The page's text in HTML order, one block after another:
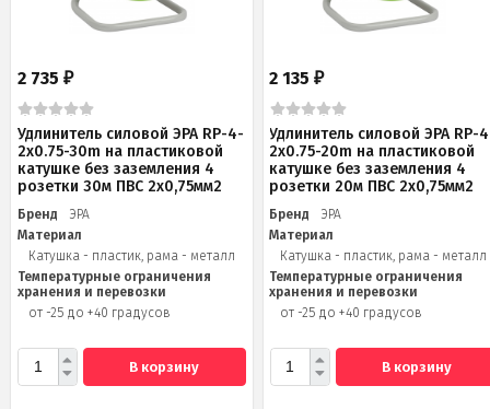
2 735 ₽
Удлинитель силовой ЭРА RP-4-
2x0.75-30m на пластиковой
катушке без заземления 4
розетки 30м ПВС 2х0,75мм2
Бренд
ЭРА
Материал
Катушка - пластик, рама - металл
Температурные ограничения
хранения и перевозки
от -25 до +40 градусов
В корзину
2 135₽
Удлинитель силовой ЭРА RP-
2x0.75-20m на пластиковой
катушке без заземления 4
розетки 20м ПВС 2х0,75мм2
Бренд
ЭРА
Материал
Катушка - пластик, рама - металл
Температурные ограничения
хранения и перевозки
от -25 до +40 градусов
В корзину